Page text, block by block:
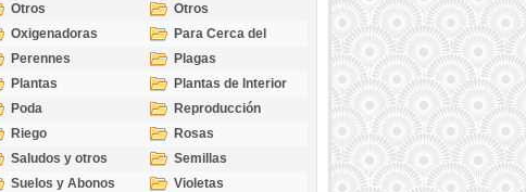
Otros
Otros
Oxigenadoras
Para Cerca del
Estanque
Perennes
Plagas
Plantas
Plantas de Interior
Poda
Reproducción
Riego
Rosas
Saludos y otros
temas
Semillas
Suelos y Abonos
Violetas